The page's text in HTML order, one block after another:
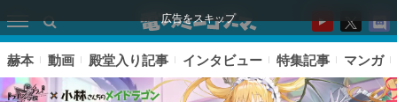
広告をスキップ
赫本 動画 殿堂入り記事 インタビュー 特集記事 マンガ